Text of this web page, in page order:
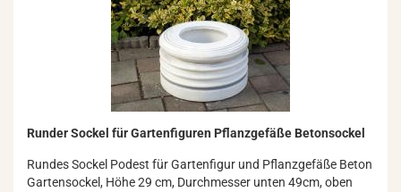
Run­der So­ckel für Gar­ten­fi­gu­ren Pflanz­ge­fä­ße Be­ton­so­ckel
Run­des So­ckel Po­dest für Gar­ten­fi­gur und Pflanz­ge­fä­ße Beton
Gar­ten­so­ckel, Höhe 29 cm, Durch­mes­ser unten 49cm, oben